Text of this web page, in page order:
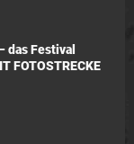
das Festival
FOTOSTRECKE